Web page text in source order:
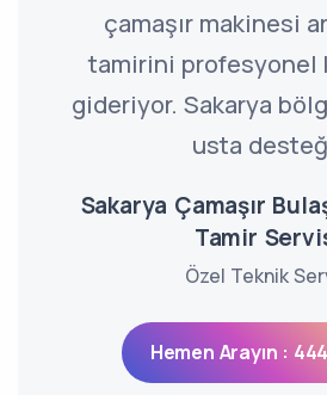
çamaşır makinesi
tamirini profesyonel
gideriyor. Sakarya
usta
Sakarya Çamaşır
Tamir
Özel Teknik
Hemen Arayın :